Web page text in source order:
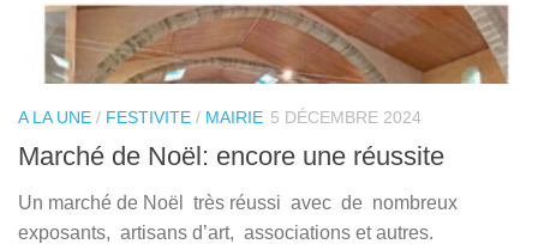
A LA UNE / FESTIVITE / MAIRIE 5 DÉCEMBRE 2024
Marché de Noël: encore une réussite
Un marché de Noël très réussi avec de nombreux
exposants, artisans d’art, associations et autres.